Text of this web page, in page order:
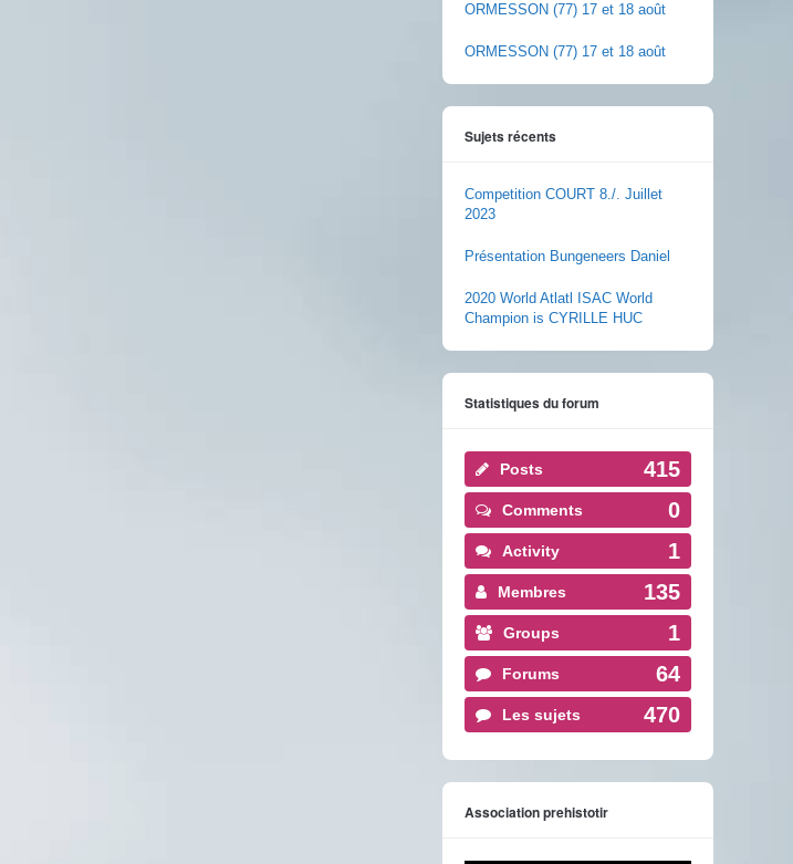
ORMESSON (77) 17 et 18 août
ORMESSON (77) 17 et 18 août
Sujets récents
Competition COURT 8./. Juillet
2023
Présentation Bungeneers Daniel
2020 World Atlatl ISAC World
Champion is CYRILLE HUC
Statistiques du forum
Posts 415
Comments 0
Activity 1
Membres 135
Groups 1
Forums 64
Les sujets 470
Association prehistotir